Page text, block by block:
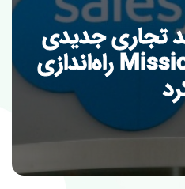
تجاری جدیدی
به نام Missionforce راه‌اندازی